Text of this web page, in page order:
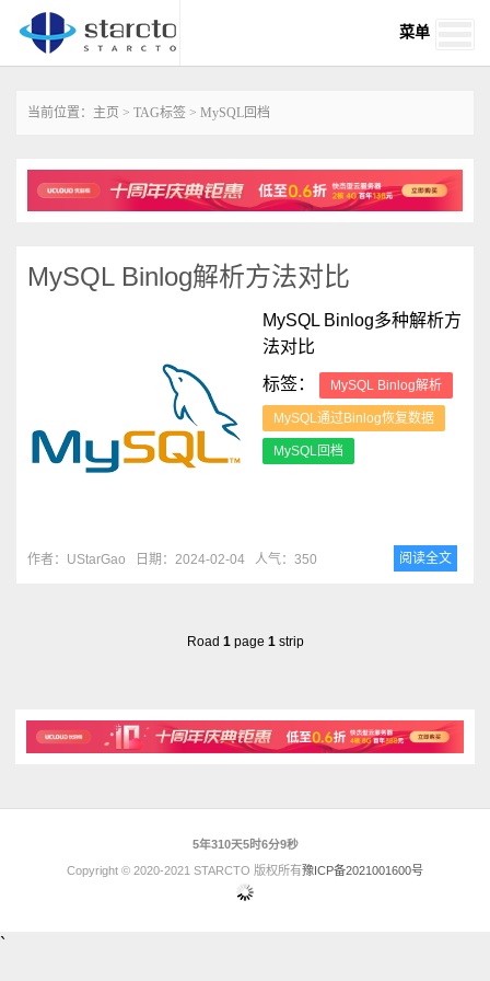
菜单
当前位置： 主页 > TAG标签 > MySQL回档
MySQL Binlog解析方法对比
MySQL Binlog多种解析方
法对比
标签：
MySQL Binlog解析
MySQL通过Binlog恢复数据
MySQL回档
作者：UStarGao 日期：2024-02-04 人气：350 阅读全文
Road 1page 1strip
5年310天5时6分9秒
Copyright © 2020-2021 STARCTO 版权所有豫ICP备2021001600号
`